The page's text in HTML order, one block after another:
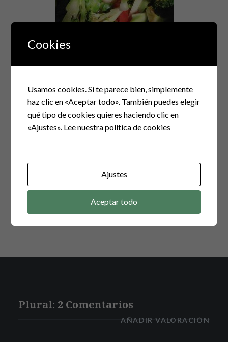
Navegación
entradas
ENTRADA ANTERIOR
ENTRADA SIGUIENTE
Plural: 2 Comentarios
AÑADIR VALORACIÓN
Cookies
Usamos cookies. Si te parece bien, simplemente
haz clic en «Aceptar todo». También puedes elegir
qué tipo de cookies quieres haciendo clic en
«Ajustes». Lee nuestra política de cookies
Ajustes
Aceptar todo